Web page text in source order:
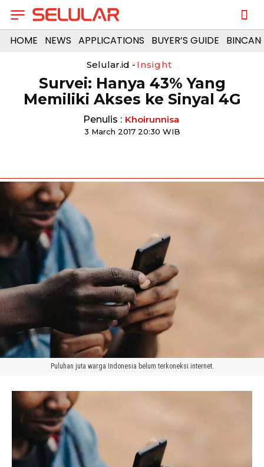
HOME NEWS APPLICATIONS BUYER’S GUIDE
Selular.id - Insight
Survei: Hanya 43% Yang
Memiliki Akses ke Sinyal 4G
Penulis : Khoirunnisa
3 March 2017 20:30 WIB
Puluhan juta warga Indonesia belum terkoneksi internet.